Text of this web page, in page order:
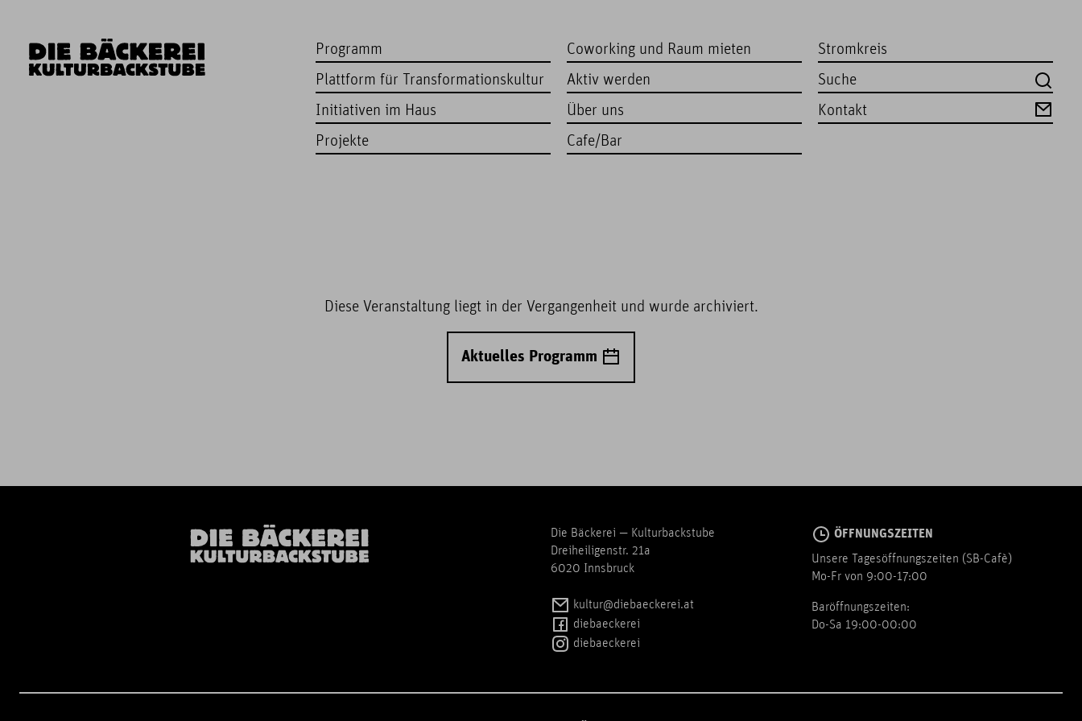
Programm
Plattform für Transformationskultur
Initiativen im Haus
Projekte
Coworking und Raum mieten
Aktiv werden
Über uns
Cafe/Bar
Stromkreis
Kontakt
Diese Veranstaltung liegt in der Vergangenheit und wurde archiviert.
Aktuelles Programm
Die Bäckerei — Kulturbackstube
Dreiheiligenstr. 21a
6020 Innsbruck
kultur@diebaeckerei.at
diebaeckerei
diebaeckerei
ÖFFNUNGSZEITEN
Unsere Tagesöffnungszeiten (SB-Cafè)
Mo-Fr von 9:00-17:00
Baröffnungszeiten:
Do-Sa 19:00-00:00